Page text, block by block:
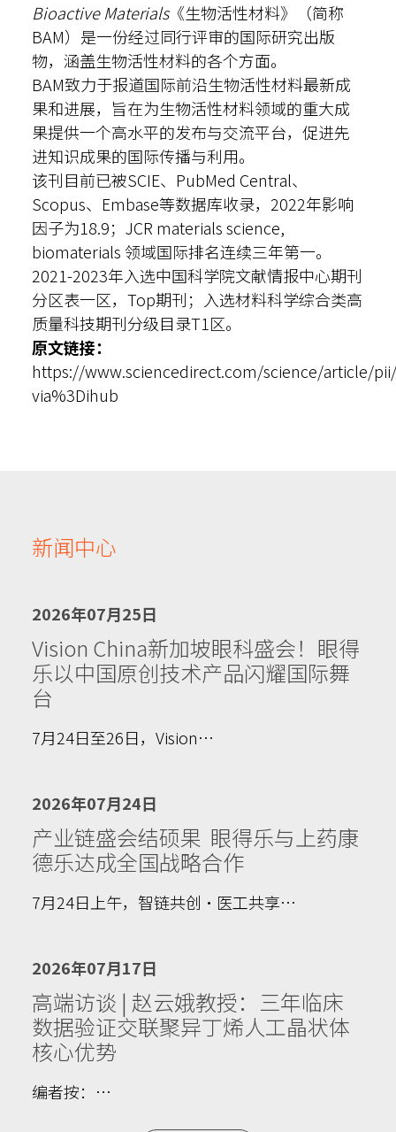
Bioactive Materials《生物活性材料》（简称
BAM）是一份经过同行评审的国际研究出版
物，涵盖生物活性材料的各个方面。
BAM致力于报道国际前沿生物活性材料最新成
果和进展，旨在为生物活性材料领域的重大成
果提供一个高水平的发布与交流平台，促进先
进知识成果的国际传播与利用。
该刊目前已被SCIE、PubMed Central、
Scopus、Embase等数据库收录，2022年影响
因子为18.9；JCR materials science,
biomaterials 领域国际排名连续三年第一。
2021-2023年入选中国科学院文献情报中心期刊
分区表一区，Top期刊；入选材料科学综合类高
质量科技期刊分级目录T1区。
原文链接：
https://www.sciencedirect.com/science/article/pii/
via%3Dihub
新闻中心
2026年07月25日
Vision China新加坡眼科盛会！眼得
乐以中国原创技术产品闪耀国际舞
台
7月24日至26日，Vision…
2026年07月24日
产业链盛会结硕果 眼得乐与上药康
德乐达成全国战略合作
7月24日上午，智链共创·医工共享…
2026年07月17日
高端访谈 | 赵云娥教授：三年临床
数据验证交联聚异丁烯人工晶状体
核心优势
编者按：…